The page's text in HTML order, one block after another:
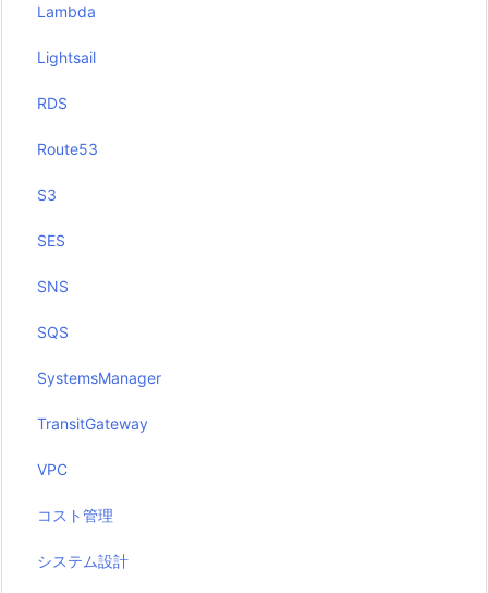
Lambda
Lightsail
RDS
Route53
S3
SES
SNS
SQS
SystemsManager
TransitGateway
VPC
コスト管理
システム設計